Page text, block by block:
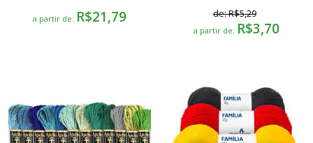
a partir de: R$21,79
de:R$5,29
a partir de: R$3,70